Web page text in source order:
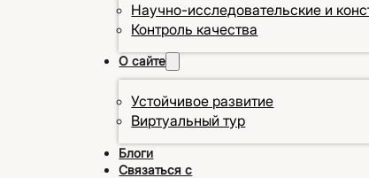
Научно-исследовательские и
Контроль качества
О сайте
Устойчивое развитие
Виртуальный тур
Блоги
Связаться с